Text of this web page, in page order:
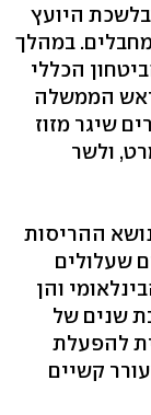
היועץ
במהלך
הכללי
הממשלה
שיגר מזוז
ולשר
ההריסות
שעלולים
והן
שנים של
להפעלת
קשיים